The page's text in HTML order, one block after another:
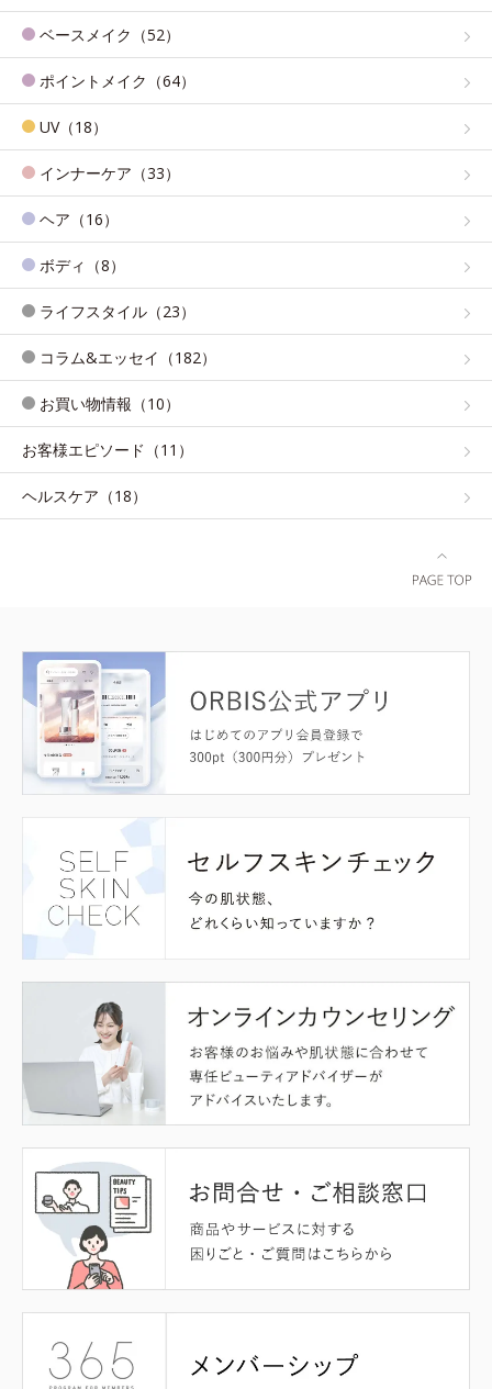
ベースメイク（52）
ポイントメイク（64）
UV（18）
インナーケア（33）
ヘア（16）
ボディ（8）
ライフスタイル（23）
コラム&エッセイ（182）
お買い物情報（10）
お客様エピソード（11）
ヘルスケア（18）